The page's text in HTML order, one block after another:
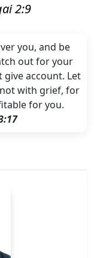
2:9
you, and be
out for your
give account. Let
with grief, for
for you.